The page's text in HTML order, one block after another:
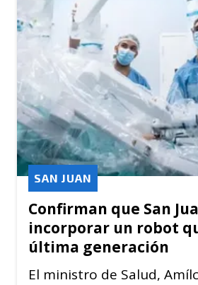
Confirman que San
incorporar un robot
última generación
SAN JUAN
El ministro de Salud,